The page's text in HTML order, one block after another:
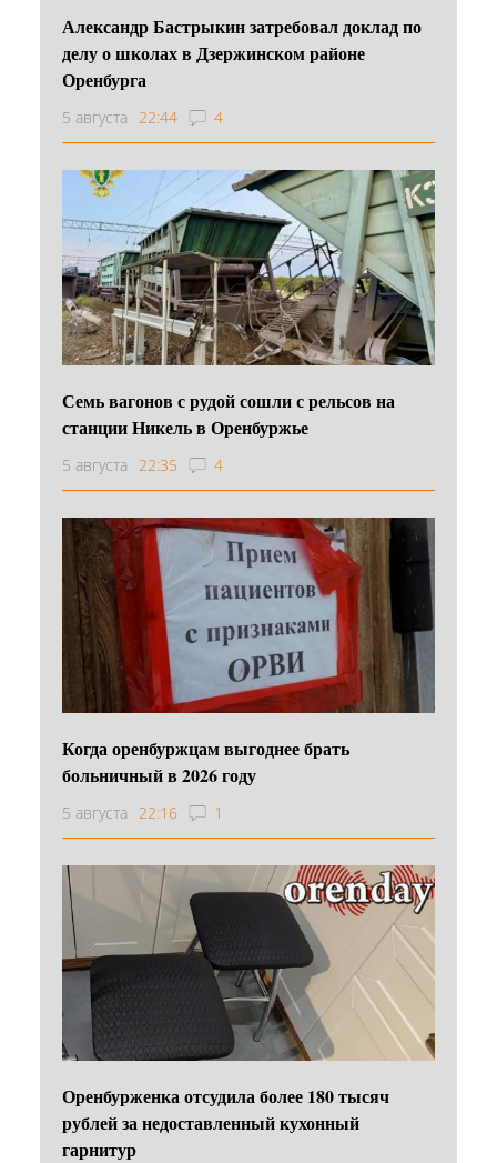
Александр Бастрыкин затребовал доклад по
делу о школах в Дзержинском районе
Оренбурга
5 августа 22:44 4
Семь вагонов с рудой сошли с рельсов на
станции Никель в Оренбуржье
5 августа 22:35 4
Когда оренбуржцам выгоднее брать
больничный в 2026 году
5 августа 22:16 1
Оренбурженка отсудила более 180 тысяч
рублей за недоставленный кухонный
гарнитур